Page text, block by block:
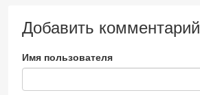
Добавить комментарий
Имя пользователя